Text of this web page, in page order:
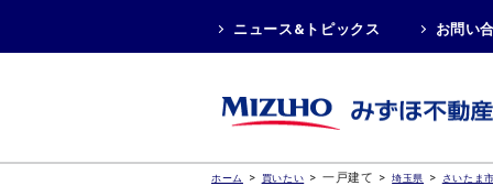
ニュース&トピックス お問い
ホーム > 買いたい > 一戸建て > 埼玉県 > さいたま